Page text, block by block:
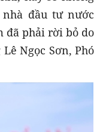
đầu tư nước
đã phải rời bỏ do
Ngọc Sơn, Phó